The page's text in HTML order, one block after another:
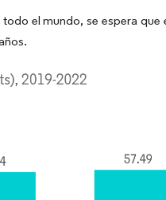
el mundo, se espera que